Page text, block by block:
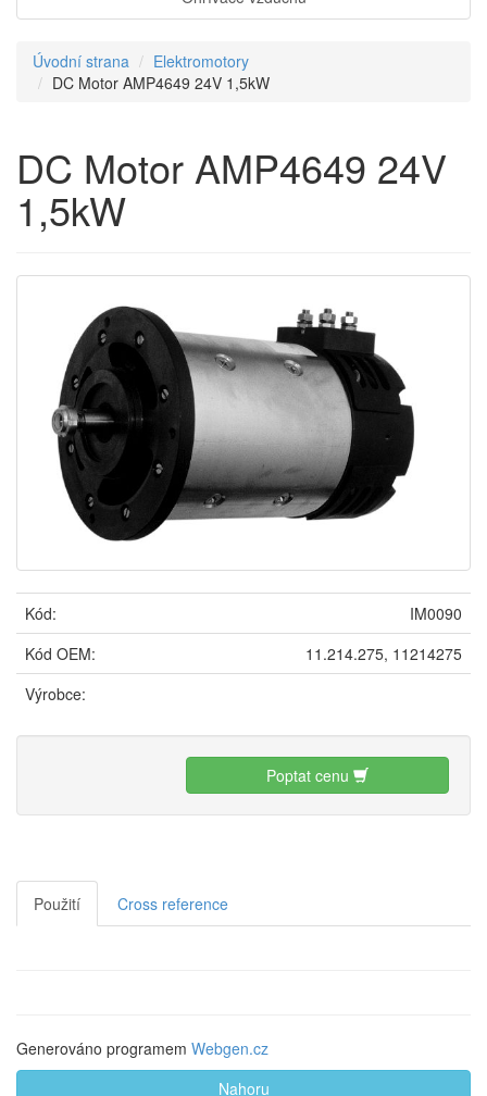
Úvodní strana
Elektromotory
DC Motor AMP4649 24V 1,5kW
DC Motor AMP4649 24V
1,5kW
Kód:
IM0090
Kód OEM:
11.214.275, 11214275
Výrobce:
Poptat cenu
Použití Cross reference
Generováno programem Webgen.cz
Nahoru